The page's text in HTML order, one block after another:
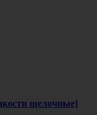
щелочные]